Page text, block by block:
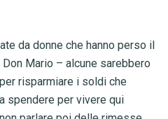
da donne che hanno perso il
Mario – alcune sarebbero
risparmiare i soldi che
spendere per vivere qui